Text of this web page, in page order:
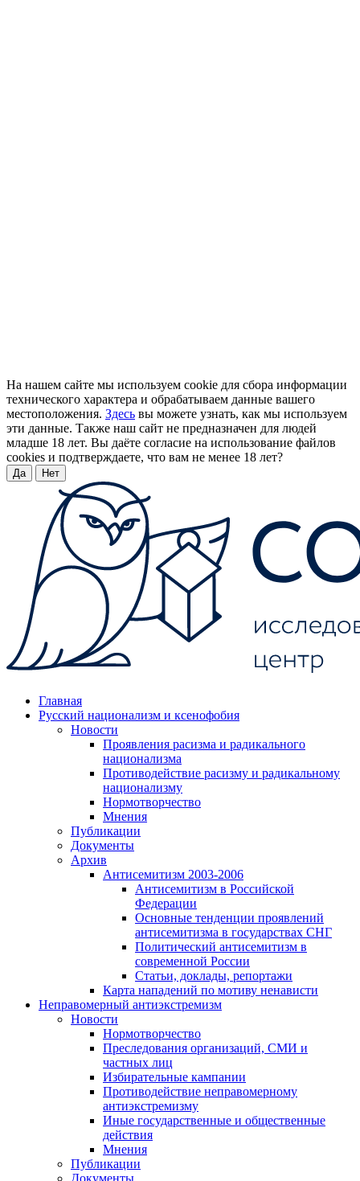
На нашем сайте мы используем cookie для сбора информации
технического характера и обрабатываем данные вашего
местоположения. Здесь вы можете узнать, как мы используем
эти данные. Также наш сайт не предназначен для людей
младше 18 лет. Вы даёте согласие на использование файлов
cookies и подтверждаете, что вам не менее 18 лет?
Да Нет
Главная
Русский национализм и ксенофобия
Новости
Проявления расизма и радикального
национализма
Противодействие расизму и радикальному
национализму
Нормотворчество
Мнения
Публикации
Документы
Архив
Антисемитизм 2003-2006
Антисемитизм в Российской
Федерации
Основные тенденции проявлений
антисемитизма в государствах СНГ
Политический антисемитизм в
современной России
Статьи, доклады, репортажи
Карта нападений по мотиву ненависти
Неправомерный антиэкстремизм
Новости
Нормотворчество
Преследования организаций, СМИ и
частных лиц
Избирательные кампании
Противодействие неправомерному
антиэкстремизму
Иные государственные и общественные
действия
Мнения
Публикации